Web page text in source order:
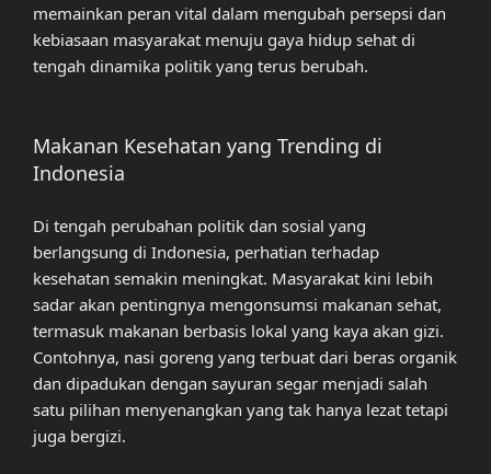
memainkan peran vital dalam mengubah persepsi dan
kebiasaan masyarakat menuju gaya hidup sehat di
tengah dinamika politik yang terus berubah.
Makanan Kesehatan yang Trending di
Indonesia
Di tengah perubahan politik dan sosial yang
berlangsung di Indonesia, perhatian terhadap
kesehatan semakin meningkat. Masyarakat kini lebih
sadar akan pentingnya mengonsumsi makanan sehat,
termasuk makanan berbasis lokal yang kaya akan gizi.
Contohnya, nasi goreng yang terbuat dari beras organik
dan dipadukan dengan sayuran segar menjadi salah
satu pilihan menyenangkan yang tak hanya lezat tetapi
juga bergizi.